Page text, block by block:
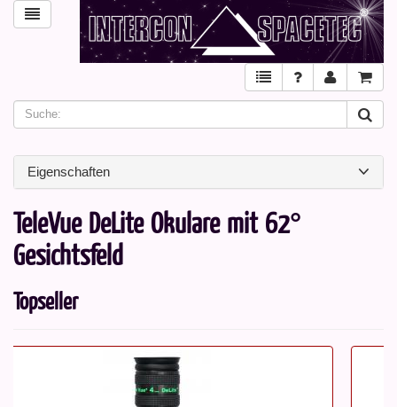
Eigenschaften
TeleVue DeLite Okulare mit 62°
Gesichtsfeld
Topseller